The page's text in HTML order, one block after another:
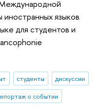
Международной
языков
для студентов и
студенты
дискуссии
о событии